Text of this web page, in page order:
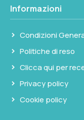
di coperta
interno. Il
143x60 mm lo
trasportabile
La bussola
rapidi senza
Informazioni
Condizioni
Politiche di reso
Clicca qui per
Privacy policy
Cookie policy